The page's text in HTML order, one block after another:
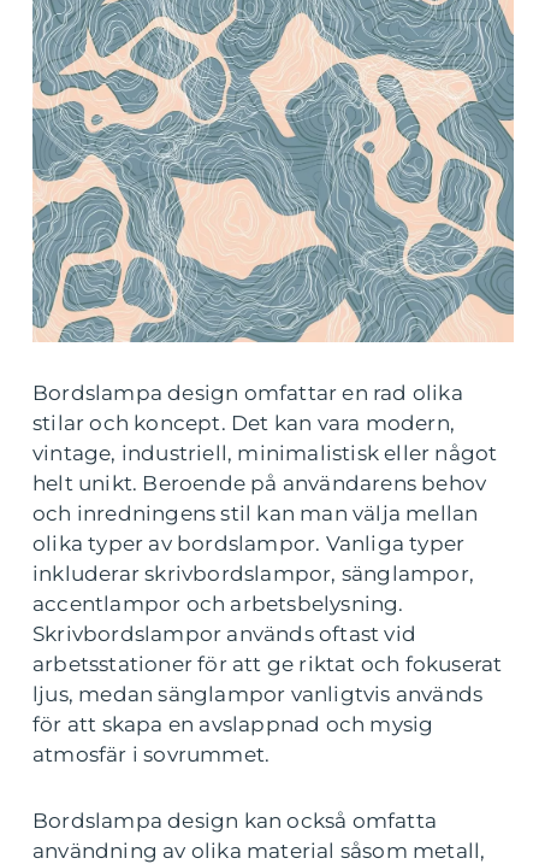
Bordslampa design omfattar en rad olika
stilar och koncept. Det kan vara modern,
vintage, industriell, minimalistisk eller något
helt unikt. Beroende på användarens behov
och inredningens stil kan man välja mellan
olika typer av bordslampor. Vanliga typer
inkluderar skrivbordslampor, sänglampor,
accentlampor och arbetsbelysning.
Skrivbordslampor används oftast vid
arbetsstationer för att ge riktat och fokuserat
ljus, medan sänglampor vanligtvis används
för att skapa en avslappnad och mysig
atmosfär i sovrummet.
Bordslampa design kan också omfatta
användning av olika material såsom metall,